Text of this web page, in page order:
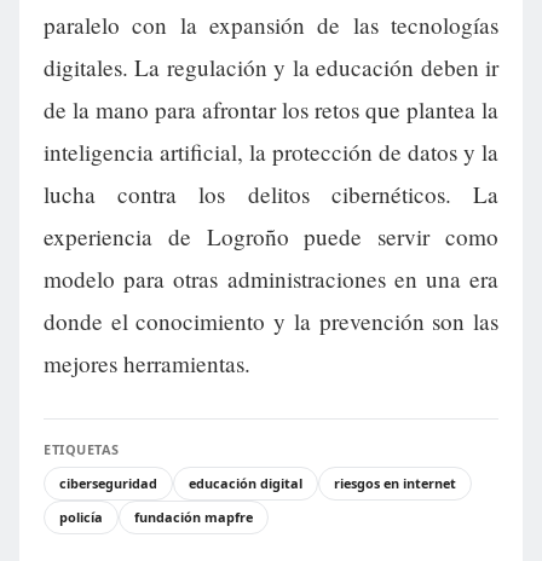
paralelo con la expansión de las tecnologías
digitales. La regulación y la educación deben ir
de la mano para afrontar los retos que plantea la
inteligencia artificial, la protección de datos y la
lucha contra los delitos cibernéticos. La
experiencia de Logroño puede servir como
modelo para otras administraciones en una era
donde el conocimiento y la prevención son las
mejores herramientas.
ETIQUETAS
ciberseguridad
educación digital
riesgos en internet
policía
fundación mapfre